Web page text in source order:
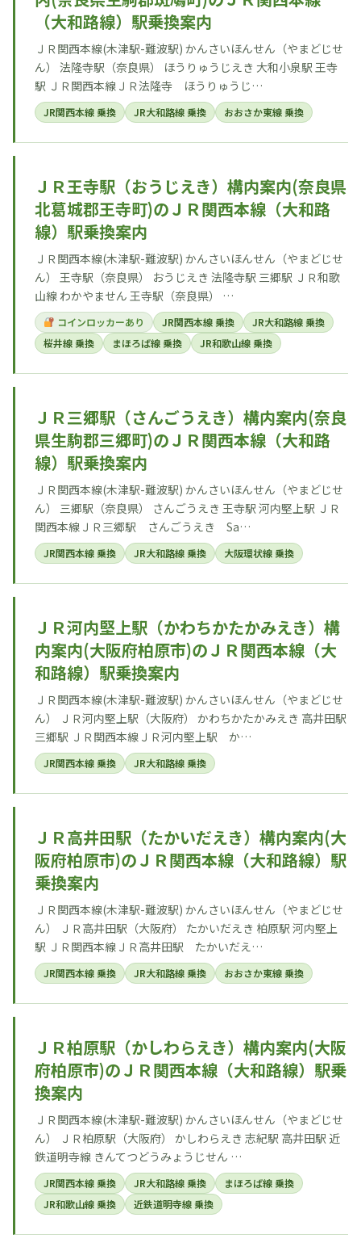
（大和路線）駅乗換案内
ＪＲ関西本線(木津駅-難波駅) かんさいほんせん（やまどじせ
ん） 法隆寺駅（奈良県） ほうりゅうじえき 大和小泉駅 王寺
駅 ＪＲ関西本線ＪＲ法隆寺 ほうりゅうじ…
JR関西本線 乗換 JR大和路線 乗換 おおさか東線 乗換
ＪＲ王寺駅（おうじえき）構内案内(奈良県
北葛城郡王寺町)のＪＲ関西本線（大和路
線）駅乗換案内
ＪＲ関西本線(木津駅-難波駅) かんさいほんせん（やまどじせ
ん） 王寺駅（奈良県） おうじえき 法隆寺駅 三郷駅 ＪＲ和歌
山線 わかやません 王寺駅（奈良県） …
コインロッカーあり JR関西本線 乗換
JR大和路線 乗換
桜井線 乗換
まほろば線 乗換 JR和歌山線 乗換
ＪＲ三郷駅（さんごうえき）構内案内(奈良
県生駒郡三郷町)のＪＲ関西本線（大和路
線）駅乗換案内
ＪＲ関西本線(木津駅-難波駅) かんさいほんせん（やまどじせ
ん） 三郷駅（奈良県） さんごうえき 王寺駅 河内堅上駅 ＪＲ
関西本線ＪＲ三郷駅 さんごうえき Sa…
JR関西本線 乗換 JR大和路線 乗換 大阪環状線 乗換
ＪＲ河内堅上駅（かわちかたかみえき）構
内案内(大阪府柏原市)のＪＲ関西本線（大
和路線）駅乗換案内
ＪＲ関西本線(木津駅-難波駅) かんさいほんせん（やまどじせ
ん） ＪＲ河内堅上駅（大阪府） かわちかたかみえき 高井田駅
三郷駅 ＪＲ関西本線ＪＲ河内堅上駅 か…
JR関西本線 乗換 JR大和路線 乗換
ＪＲ高井田駅（たかいだえき）構内案内(大
阪府柏原市)のＪＲ関西本線（大和路線）駅
乗換案内
ＪＲ関西本線(木津駅-難波駅) かんさいほんせん（やまどじせ
ん） ＪＲ高井田駅（大阪府） たかいだえき 柏原駅 河内堅上
駅 ＪＲ関西本線ＪＲ高井田駅 たかいだえ…
JR関西本線 乗換 JR大和路線 乗換 おおさか東線 乗換
ＪＲ柏原駅（かしわらえき）構内案内(大阪
府柏原市)のＪＲ関西本線（大和路線）駅乗
換案内
ＪＲ関西本線(木津駅-難波駅) かんさいほんせん（やまどじせ
ん） ＪＲ柏原駅（大阪府） かしわらえき 志紀駅 高井田駅 近
鉄道明寺線 きんてつどうみょうじせん …
JR関西本線 乗換 JR大和路線 乗換
まほろば線 乗換
JR和歌山線 乗換
近鉄道明寺線 乗換